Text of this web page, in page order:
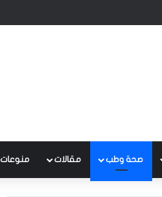
في ظل التحديات الراهنة
صحة وطب مقالات منوعات